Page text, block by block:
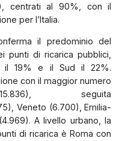
centrati al 90%, con il
per l’Italia.
il predominio del
punti di ricarica pubblici,
il 19% e il Sud il 22%.
con il maggior numero
seguita
Veneto (6.700), Emilia-
A livello urbano, la
di ricarica è Roma con